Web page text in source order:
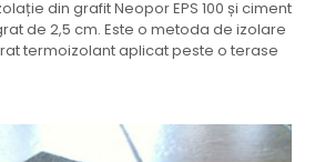
din grafit Neopor EPS 100 și ciment
de 2,5 cm. Este o metoda de izolare
termoizolant aplicat peste o terase